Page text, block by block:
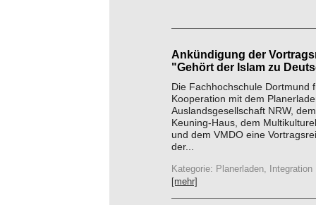
Ankündigung der
"Gehört der Islam zu
Die Fachhochschule Dortmund
Kooperation mit dem
Auslandsgesellschaft NRW,
Keuning-Haus, dem
und dem VMDO eine
der...
Kategorie: Planerladen, Integration
[mehr]